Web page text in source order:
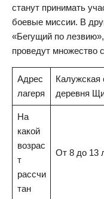
станут принимать
боевые миссии. В
«Бегущий по
проведут множество
Адрес
лагеря
Калужская
деревня
На
какой
возрас
т
рассчи
тан
От 8 до 13